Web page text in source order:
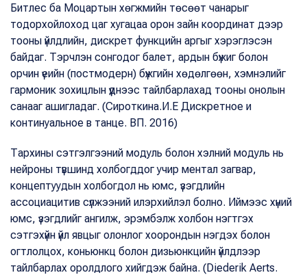
Битлес ба Моцартын хөгжмийн төсөөт чанарыг
тодорхойлоход цаг хугацаа орон зайн координат дээр
тооны үйлдлийн, дискрет функцийн аргыг хэрэглэсэн
байдаг. Тэрчлэн сонгодог балет, ардын бүжиг болон
орчин үеийн (постмодерн) бүжгийн хөдөлгөөн, хэмнэлийг
гармоник зохицлын үүднээс тайлбарлахад тооны онолын
санааг ашигладаг. (Сироткина.И.Е Дискретное и
континуальное в танце. ВП. 2016)
Тархины сэтгэлгээний модуль болон хэлний модуль нь
нейроны түвшинд холбогддог учир ментал загвар,
концептуудын холбогдол нь юмс, үзэгдлийн
ассоциацитив сүлжээний илэрхийлэл болно. Иймээс хүний
юмс, үзэгдлийг ангилж, эрэмбэлж холбон нэгтгэх
сэтгэхүйн үйл явцыг олонлог хоорондын нэгдэх болон
огтлолцох, коньюнкц болон дизьюнкцийн үйлдлээр
тайлбарлах оролдлого хийгдэж байна. (Diederik Aerts.